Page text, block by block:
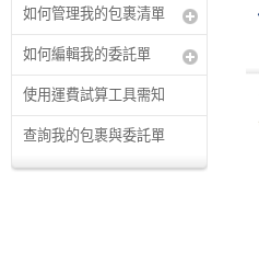
如何管理我的包裹清單
如何編輯我的委託單
使用運費試算工具需知
查詢我的包裹與委託單